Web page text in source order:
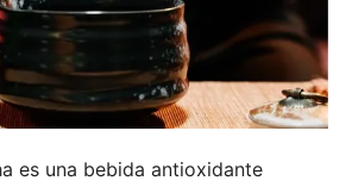
es una bebida antioxidante